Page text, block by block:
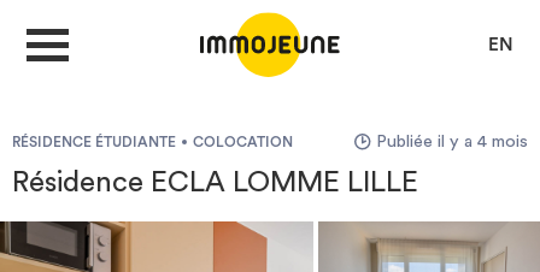
EN
DÉPOSER UNE ANNONCE
RÉSIDENCE ÉTUDIANTE COLOCATION Publiée il y a 4 mois
Résidence ECLA LOMME LILLE